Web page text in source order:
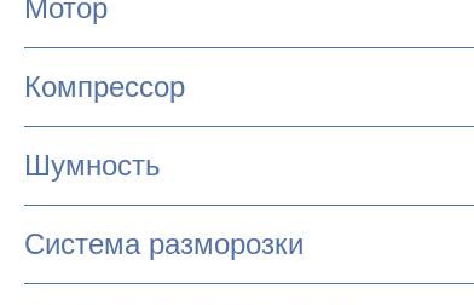
Мотор
Компрессор
Шумность
Система разморозки